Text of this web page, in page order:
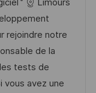
Limours
rejoindre notre
de la
tests de
vous avez une